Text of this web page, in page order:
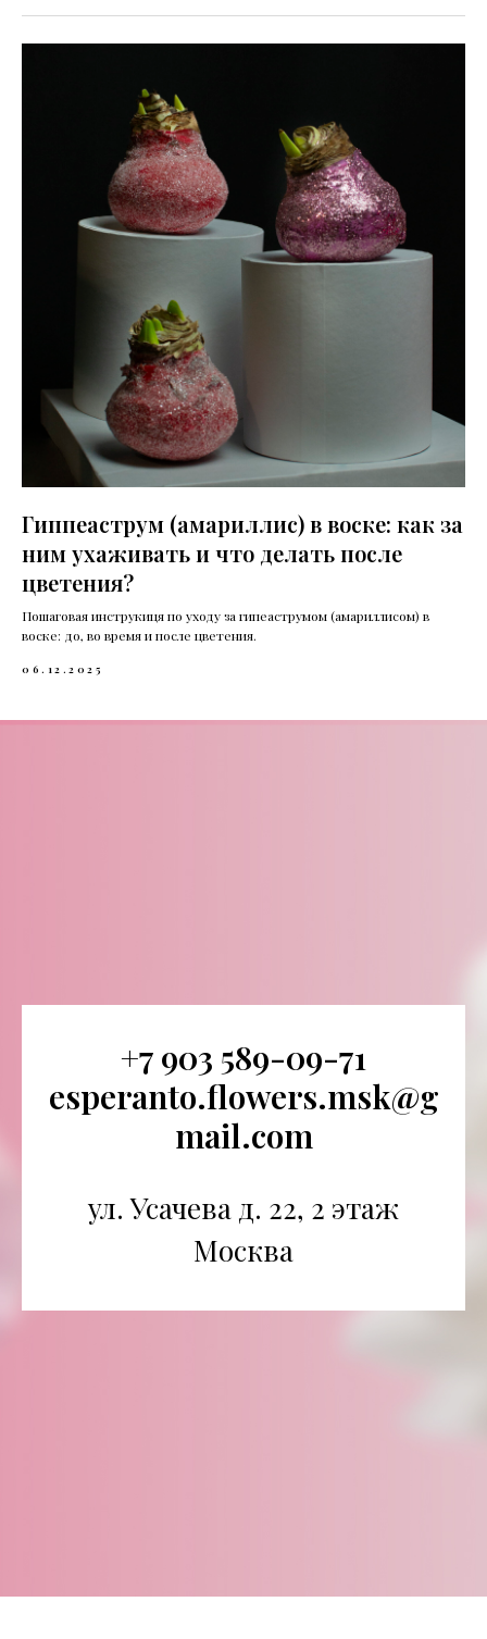
Гиппеаструм (амариллис) в воске: как за
ним ухаживать и что делать после
цветения?
Пошаговая инструкиця по уходу за гипеаструмом (амариллисом) в
воске: до, во время и после цветения.
06.12.2025
+7 903 589-09-71
esperanto.flowers.msk@g
mail.com
ул. Усачева д. 22, 2 этаж
Москва